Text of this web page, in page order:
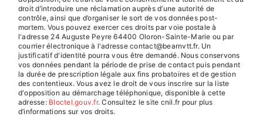
droit d’introduire une réclamation auprès d’une autorité de
contrôle, ainsi que d’organiser le sort de vos données post-
mortem. Vous pouvez exercer ces droits par voie postale à
l'adresse 24 Auguste Peyre 64400 Oloron-Sainte-Marie ou par
courrier électronique à l'adresse contact@bearnvtt.fr. Un
justificatif d'identité pourra vous être demandé. Nous conservons
vos données pendant la période de prise de contact puis pendant
la durée de prescription légale aux fins probatoires et de gestion
des contentieux. Vous avez le droit de vous inscrire sur la liste
d'opposition au démarchage téléphonique, disponible à cette
adresse: Bloctel.gouv.fr. Consultez le site cnil.fr pour plus
d’informations sur vos droits.